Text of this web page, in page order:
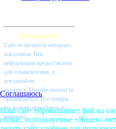
Внимание!!!
Cайт не является интернет-
магазином. Вся
информация предоставлена
для ознакомления, и
рекламой не
является. Онлайн оплаты не
принимаются. Все товары
вы можете приобрести в
магазине.
Соглашаюсь
Наш сайт обрабатывает файлы
cookie, используемые «Яндекс-